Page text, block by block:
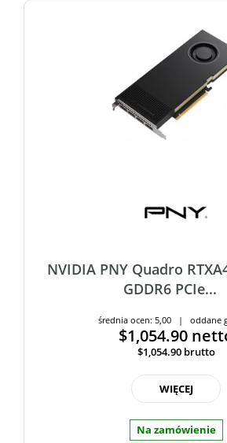
NVIDIA PNY Quadro
GDDR6 PCIe...
średnia ocen: 5,00 | oddane
$1,054.90
$1,054.90 brutto
WIĘCEJ
Na zamówienie